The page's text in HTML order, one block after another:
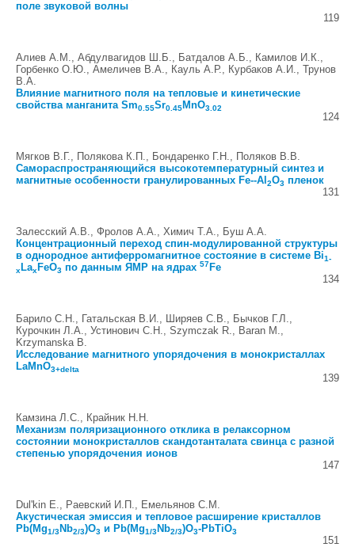
поле звуковой волны
119
Алиев А.М., Абдулвагидов Ш.Б., Батдалов А.Б., Камилов И.К.,
Горбенко О.Ю., Амеличев В.А., Кауль А.Р., Курбаков А.И., Трунов
В.А.
Влияние магнитного поля на тепловые и кинетические
свойства манганита Sm0.55Sr0.45MnO3.02
124
Мягков В.Г., Полякова К.П., Бондаренко Г.Н., Поляков В.В.
Самораспространяющийся высокотемпературный синтез и
магнитные особенности гранулированных Fe--Al 2O3 пленок
131
Залесский А.В., Фролов А.А., Химич Т.А., Буш А.А.
Концентрационный переход спин-модулированной структуры
в однородное антиферромагнитное состояние в системе Bi1-
x Lax FeO3 по данным ЯМР на ядрах 57Fe
134
Барило С.Н., Гатальская В.И., Ширяев С.В., Бычков Г.Л.,
Курочкин Л.А., Устинович С.Н., Szymczak R., Baran M.,
Krzymanska B.
Исследование магнитного упорядочения в монокристаллах
LaMnO3+delta
139
Камзина Л.С., Крайник Н.Н.
Механизм поляризационного отклика в релаксорном
состоянии монокристаллов скандотанталата свинца с разной
степенью упорядочения ионов
147
Dul'kin E., Раевский И.П., Емельянов С.М.
Акустическая эмиссия и тепловое расширение кристаллов
Pb(Mg1/3Nb2/3)O3 и Pb(Mg1/3Nb2/3)O3-PbTiO3
151